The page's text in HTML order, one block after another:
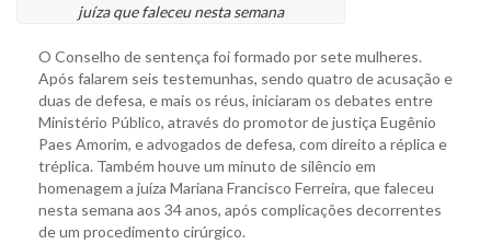
juíza que faleceu nesta semana
O Conselho de sentença foi formado por sete mulheres.
Após falarem seis testemunhas, sendo quatro de acusação e
duas de defesa, e mais os réus, iniciaram os debates entre
Ministério Público, através do promotor de justiça Eugênio
Paes Amorim, e advogados de defesa, com direito a réplica e
tréplica. Também houve um minuto de silêncio em
homenagem a juíza Mariana Francisco Ferreira, que faleceu
nesta semana aos 34 anos, após complicações decorrentes
de um procedimento cirúrgico.